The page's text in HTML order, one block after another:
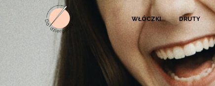
WŁÓCZKI DRUTY